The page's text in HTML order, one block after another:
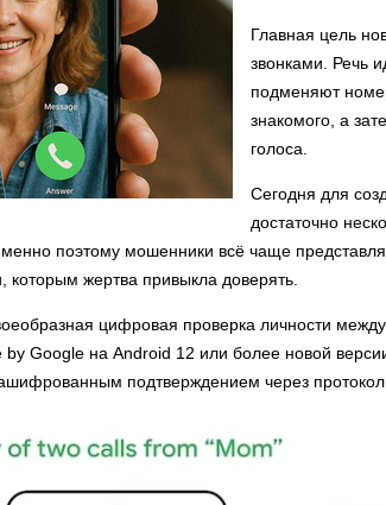
Главная цель
звонками. Речь
подменяют
знакомого, а
голоса.
Сегодня для
достаточно
поэтому мошенники всё чаще
жертва привыкла доверять.
цифровая проверка личности
by Google на Android 12 или более новой
подтверждением через протокол